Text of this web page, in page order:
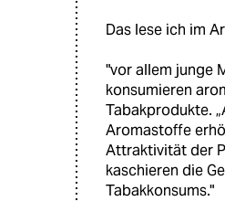
Das lese ich im
"vor allem junge
konsumieren
Tabakprodukte.
Aromastoffe
Attraktivität der
kaschieren die
Tabakkonsums."